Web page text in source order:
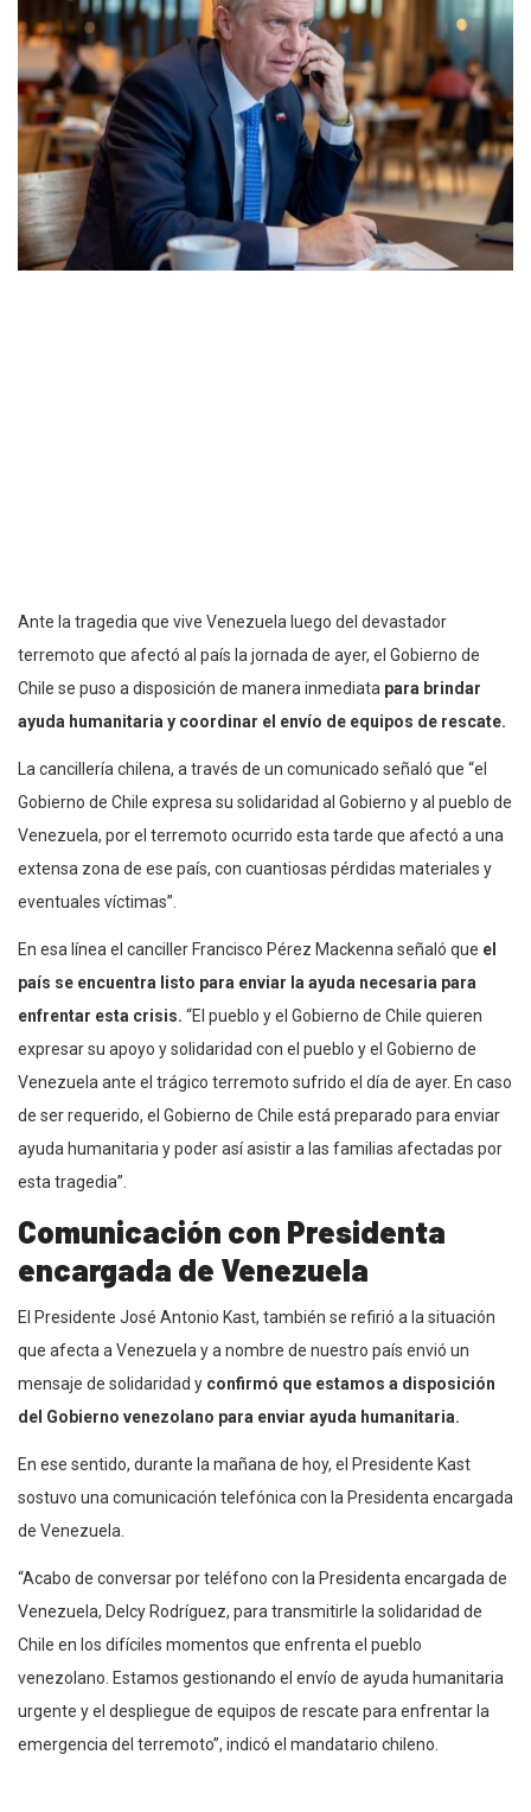
Ante la tragedia que vive Venezuela luego del devastador
terremoto que afectó al país la jornada de ayer, el Gobierno de
Chile se puso a disposición de manera inmediata para brindar
ayuda humanitaria y coordinar el envío de equipos de rescate.
La cancillería chilena, a través de un comunicado señaló que “el
Gobierno de Chile expresa su solidaridad al Gobierno y al pueblo de
Venezuela, por el terremoto ocurrido esta tarde que afectó a una
extensa zona de ese país, con cuantiosas pérdidas materiales y
eventuales víctimas”.
En esa línea el canciller Francisco Pérez Mackenna señaló que el
país se encuentra listo para enviar la ayuda necesaria para
enfrentar esta crisis. “El pueblo y el Gobierno de Chile quieren
expresar su apoyo y solidaridad con el pueblo y el Gobierno de
Venezuela ante el trágico terremoto sufrido el día de ayer. En caso
de ser requerido, el Gobierno de Chile está preparado para enviar
ayuda humanitaria y poder así asistir a las familias afectadas por
esta tragedia”.
Comunicación con Presidenta
encargada de Venezuela
El Presidente José Antonio Kast, también se refirió a la situación
que afecta a Venezuela y a nombre de nuestro país envió un
mensaje de solidaridad y confirmó que estamos a disposición
del Gobierno venezolano para enviar ayuda humanitaria.
En ese sentido, durante la mañana de hoy, el Presidente Kast
sostuvo una comunicación telefónica con la Presidenta encargada
de Venezuela.
“Acabo de conversar por teléfono con la Presidenta encargada de
Venezuela, Delcy Rodríguez, para transmitirle la solidaridad de
Chile en los difíciles momentos que enfrenta el pueblo
venezolano. Estamos gestionando el envío de ayuda humanitaria
urgente y el despliegue de equipos de rescate para enfrentar la
emergencia del terremoto”, indicó el mandatario chileno.